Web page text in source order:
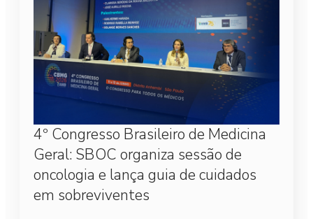
4º Congresso Brasileiro de Medicina
Geral: SBOC organiza sessão de
oncologia e lança guia de cuidados
em sobreviventes